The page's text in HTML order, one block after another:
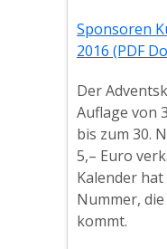
Sponsoren
2016 (PDF
Der
Auflage von
bis zum 30.
5,– Euro
Kalender
Nummer,
kommt.